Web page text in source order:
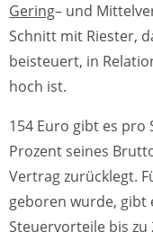
Gering– und
Schnitt mit Riester,
beisteuert, in
hoch ist.
154 Euro gibt es pro
Prozent seines
Vertrag zurücklegt.
geboren wurde, gibt
Steuervorteile bis zu